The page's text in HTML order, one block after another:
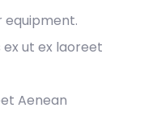
equipment.
ex ut ex laoreet
Aenean